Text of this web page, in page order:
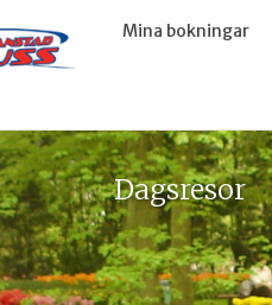
Mina bokningar
Dagsresor